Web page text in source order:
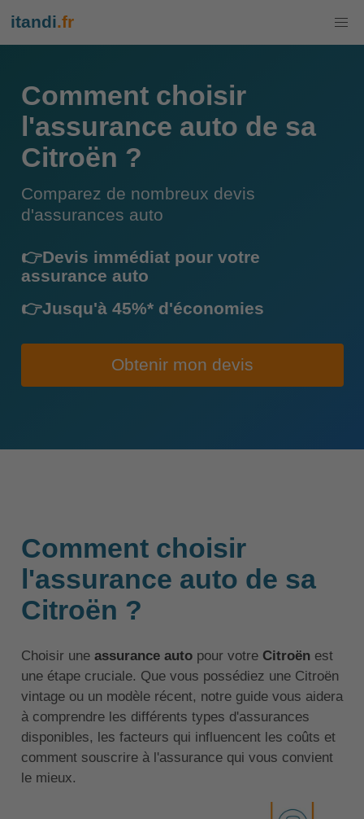
itandi.fr
Comment choisir
l'assurance auto de sa
Citroën ?
Comparez de nombreux devis
d'assurances auto
👉Devis immédiat pour votre
assurance auto
👉Jusqu'à 45%* d'économies
Obtenir mon devis
Comment choisir
l'assurance auto de sa
Citroën ?
Choisir une assurance autopour votre Citroën est
une étape cruciale. Que vous possédiez une Citroën
vintage ou un modèle récent, notre guide vous aidera
à comprendre les différents types d'assurances
disponibles, les facteurs qui influencent les coûts et
comment souscrire à l'assurance qui vous convient
le mieux.